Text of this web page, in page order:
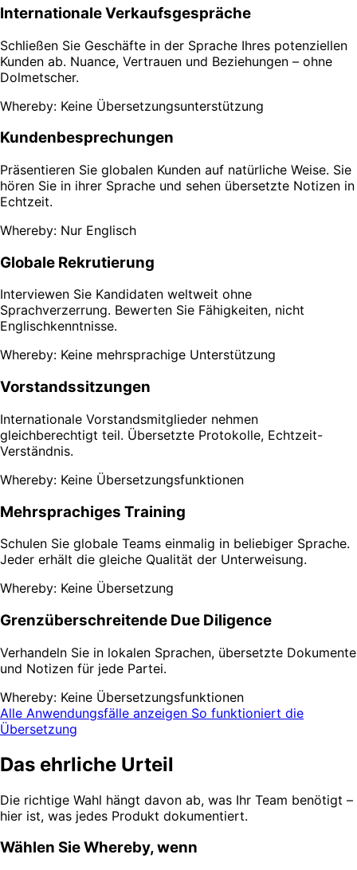
Internationale Verkaufsgespräche
Schließen Sie Geschäfte in der Sprache Ihres potenziellen
Kunden ab. Nuance, Vertrauen und Beziehungen – ohne
Dolmetscher.
Whereby: Keine Übersetzungsunterstützung
Kundenbesprechungen
Präsentieren Sie globalen Kunden auf natürliche Weise. Sie
hören Sie in ihrer Sprache und sehen übersetzte Notizen in
Echtzeit.
Whereby: Nur Englisch
Globale Rekrutierung
Interviewen Sie Kandidaten weltweit ohne
Sprachverzerrung. Bewerten Sie Fähigkeiten, nicht
Englischkenntnisse.
Whereby: Keine mehrsprachige Unterstützung
Vorstandssitzungen
Internationale Vorstandsmitglieder nehmen
gleichberechtigt teil. Übersetzte Protokolle, Echtzeit-
Verständnis.
Whereby: Keine Übersetzungsfunktionen
Mehrsprachiges Training
Schulen Sie globale Teams einmalig in beliebiger Sprache.
Jeder erhält die gleiche Qualität der Unterweisung.
Whereby: Keine Übersetzung
Grenzüberschreitende Due Diligence
Verhandeln Sie in lokalen Sprachen, übersetzte Dokumente
und Notizen für jede Partei.
Whereby: Keine Übersetzungsfunktionen
Alle Anwendungsfälle anzeigen So funktioniert die
Übersetzung
Das ehrliche Urteil
Die richtige Wahl hängt davon ab, was Ihr Team benötigt –
hier ist, was jedes Produkt dokumentiert.
Wählen Sie Whereby, wenn